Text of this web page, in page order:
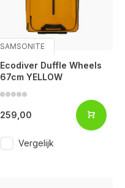
SAMSONITE
Ecodiver Duffle Wheels
67cm YELLOW
259,00
Vergelijk